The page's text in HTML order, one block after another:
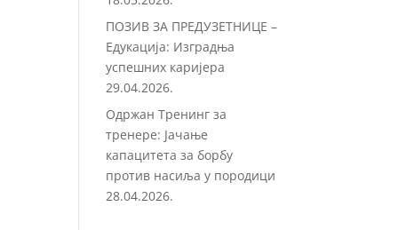
ПОЗИВ ЗА ПРЕДУЗЕТНИЦЕ –
Eдукација: Изградња
успешних каријера
29.04.2026.
Одржан Тренинг за
тренере: Јачање
капацитета за борбу
против насиља у породици
28.04.2026.